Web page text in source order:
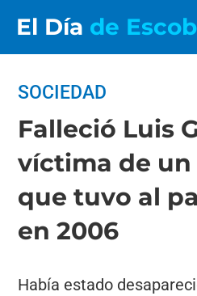
El Día de
SOCIEDAD
Falleció Luis
víctima de
que tuvo al
en 2006
Había estado